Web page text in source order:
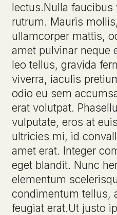
lectus.Nulla faucibus
rutrum. Mauris
ullamcorper mattis,
amet pulvinar neque
leo tellus, gravida
viverra, iaculis
odio eu sem
erat volutpat.
vulputate, eros at
ultricies mi, id
amet erat. Integer
eget blandit. Nunc
elementum
condimentum tellus,
feugiat erat.Ut justo